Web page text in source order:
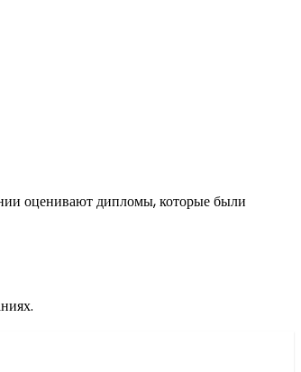
оценивают дипломы, которые были